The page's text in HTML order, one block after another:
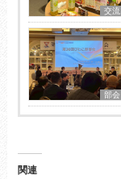
交流
部会
関連